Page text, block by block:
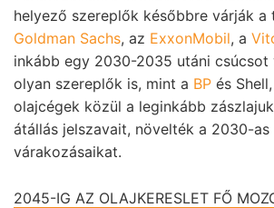
helyező szereplők későbbre várják a
Goldman Sachs, az ExxonMobil, a
inkább egy 2030-2035 utáni csúcsot
olyan szereplők is, mint a BP és
olajcégek közül a leginkább
átállás jelszavait, növelték a 2030-
várakozásaikat.
2045-IG AZ OLAJKERESLET FŐ